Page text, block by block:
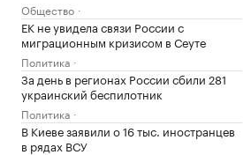
Общество
ЕК не увидела связи России с
миграционным кризисом в Сеуте
Политика
За день в регионах России сбили 281
украинский беспилотник
Политика
В Киеве заявили о 16 тыс. иностранцев
в рядах ВСУ